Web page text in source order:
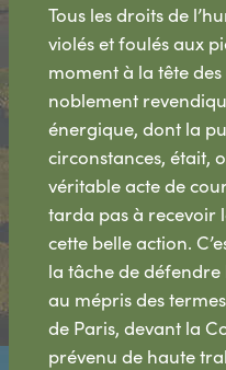
Tous les droits de
violés et foulés aux
moment à la tête
noblement
énergique, dont la
circonstances, était,
véritable acte de
tarda pas à recevoir
cette belle action.
la tâche de
au mépris des
de Paris, devant la
prévenu de haute